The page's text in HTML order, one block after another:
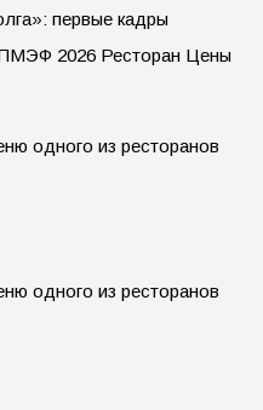
первые кадры
2026 Ресторан Цены